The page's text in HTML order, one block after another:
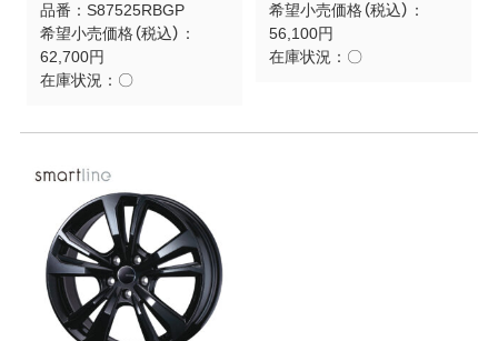
品番： S87525RBGP
希望小売価格（税込）：
62,700円
在庫状況： 〇
希望小売価格（税込）：
56,100円
在庫状況： 〇